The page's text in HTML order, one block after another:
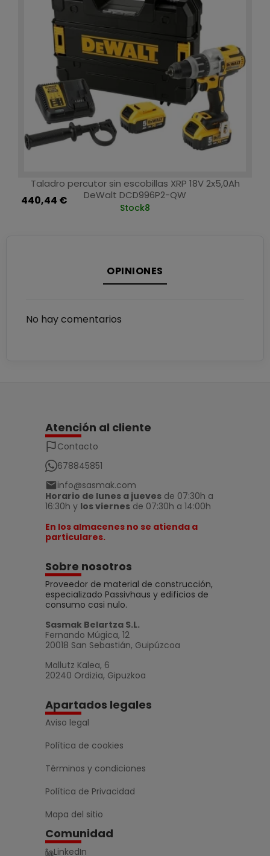
Taladro percutor sin escobillas XRP 18V 2x5,0Ah
DeWalt DCD996P2-QW
440,44 €
Stock8
OPINIONES
No hay comentarios
Atención al cliente
Contacto
678845851
info@sasmak.com
Horario de lunes a jueves de 07:30h a
16:30h y los viernes de 07:30h a 14:00h
En los almacenes no se atienda a
particulares.
Sobre nosotros
Proveedor de material de construcción,
especializado Passivhaus y edificios de
consumo casi nulo.
Sasmak Belartza S.L.
Fernando Múgica, 12
20018 San Sebastián, Guipúzcoa
Mallutz Kalea, 6
20240 Ordizia, Gipuzkoa
Apartados legales
Aviso legal
Política de cookies
Términos y condiciones
Política de Privacidad
Mapa del sitio
Comunidad
LinkedIn